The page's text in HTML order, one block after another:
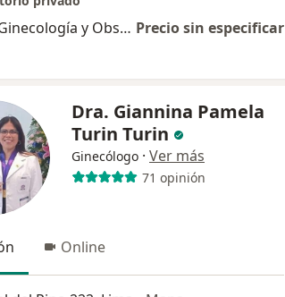
Visita Ginecología y Obstetricia Precio sin especificar
Dra. Giannina Pamela
Turin Turin
Ginecólogo · Ver más
71 opinión
Online